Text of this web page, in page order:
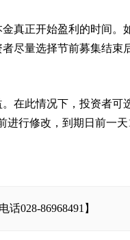
真正开始盈利的时间。
尽量选择节前募集结束
在此情况下，投资者可
进行修改，到期日前一天
028-86968491】